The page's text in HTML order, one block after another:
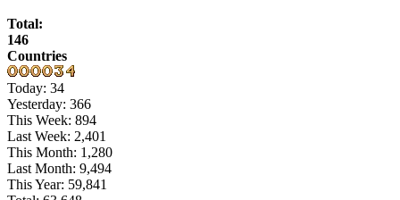
Total:
146
Countries
Today: 34
Yesterday: 366
This Week: 894
Last Week: 2,401
This Month: 1,280
Last Month: 9,494
This Year: 59,841